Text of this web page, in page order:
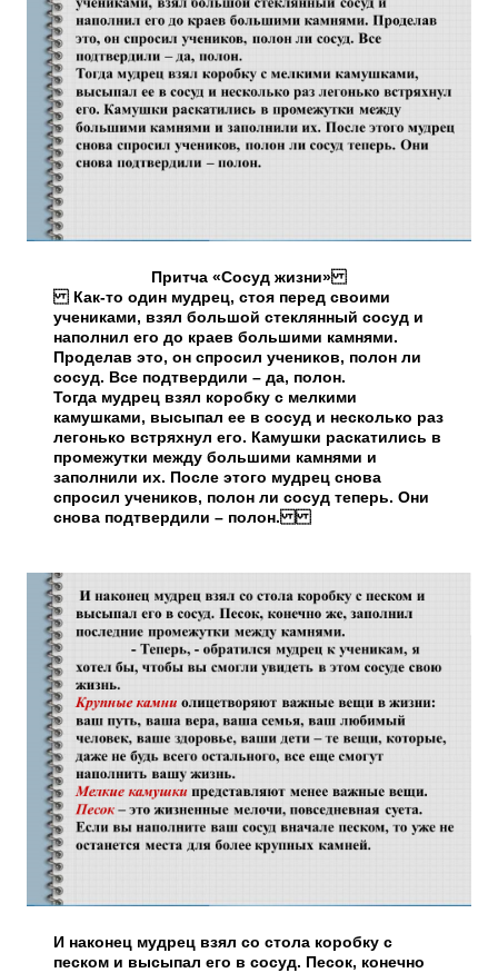
Притча «Сосуд жизни»
Как-то один мудрец, стоя перед своими
учениками, взял большой стеклянный сосуд и
наполнил его до краев большими камнями.
Проделав это, он спросил учеников, полон ли
сосуд. Все подтвердили – да, полон.
Тогда мудрец взял коробку с мелкими
камушками, высыпал ее в сосуд и несколько раз
легонько встряхнул его. Камушки раскатились в
промежутки между большими камнями и
заполнили их. После этого мудрец снова
спросил учеников, полон ли сосуд теперь. Они
снова подтвердили – полон.
И наконец мудрец взял со стола коробку с
песком и высыпал его в сосуд. Песок, конечно